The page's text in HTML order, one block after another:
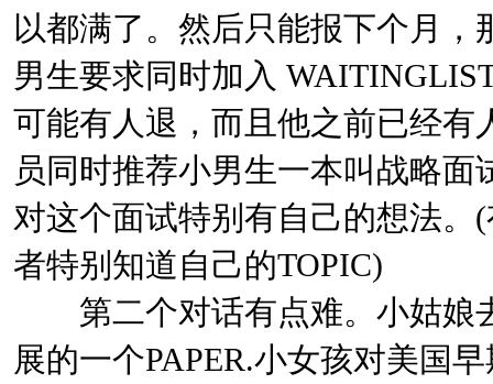
以都满了。然后只能报下个月
男生要求同时加入
可能有人退，而且他之前已经有
员同时推荐小男生一本叫战略
对这个面试特别有自己的想法
者特别知道自己的TOPIC)
第二个对话有点难。小姑娘
展的一个PAPER.小女孩对美国